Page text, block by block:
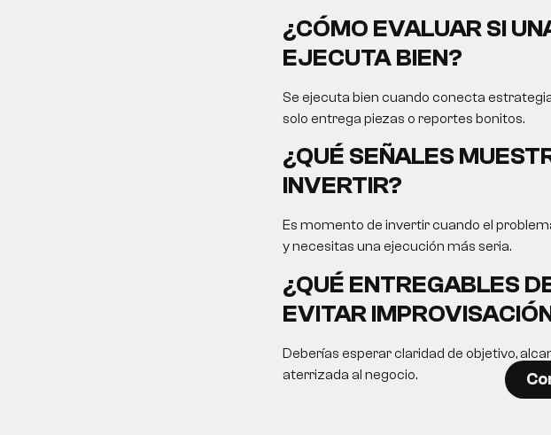
¿CÓMO EVALUAR SI
EJECUTA BIEN?
Se ejecuta bien cuando conecta
solo entrega piezas o reportes bonitos.
¿QUÉ SEÑALES
INVERTIR?
Es momento de invertir cuando el
y necesitas una ejecución más seria.
¿QUÉ ENTREGABLES
EVITAR
Deberías esperar claridad de objetivo,
aterrizada al negocio.